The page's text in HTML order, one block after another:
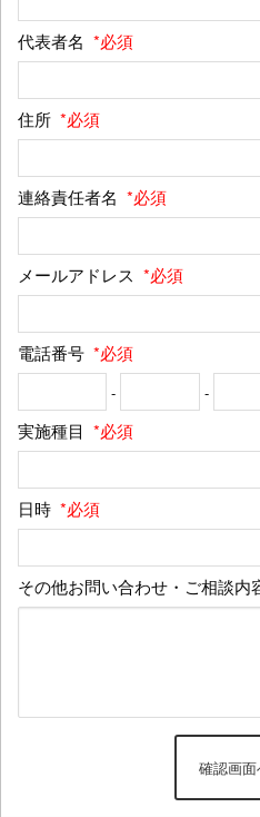
代表者名 *必須
住所 *必須
連絡責任者名 *必須
メールアドレス *必須
電話番号 *必須
- -
実施種目 *必須
日時 *必須
その他お問い合わせ・ご相談内